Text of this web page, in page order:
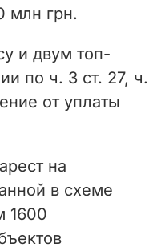
млн грн.
и двум топ-
по ч. 3 ст. 27, ч.
от уплаты
на
в схеме
1600